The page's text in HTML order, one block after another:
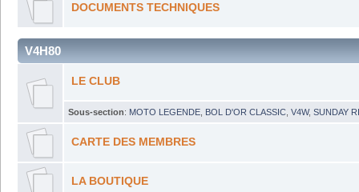
DOCUMENTS TECHNIQUES
V4H80
LE CLUB
Sous-section: MOTO LEGENDE BOL D'OR CLASSIC V4W, SUNDAY
CARTE DES MEMBRES
LA BOUTIQUE